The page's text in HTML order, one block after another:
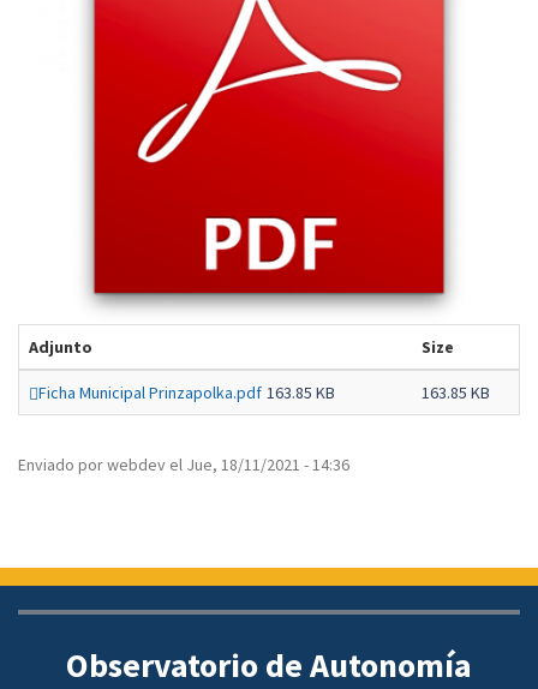
Adjunto Size
Ficha Municipal Prinzapolka.pdf 163.85 KB 163.85 KB
Enviado porwebdev el Jue, 18/11/2021 - 14:36
Observatorio de Autonomía